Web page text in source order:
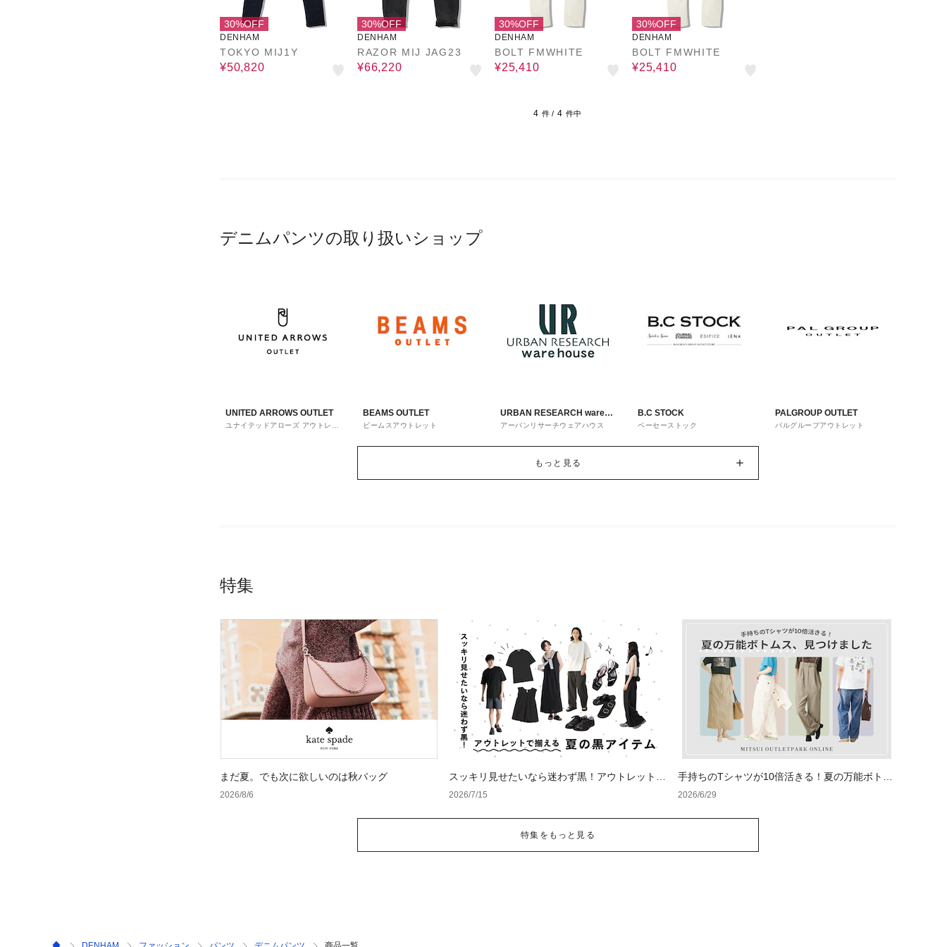
30%OFF
DENHAM
TOKYO MIJ1Y
¥50,820
30%OFF
DENHAM
RAZOR MIJ JAG23
¥66,220
30%OFF
DENHAM
BOLT FMWHITE
¥25,410
30%OFF
DENHAM
BOLT FMWHITE
¥25,410
4 件 / 4 件中
デニムパンツの取り扱いショップ
UNITED ARROWS OUTLET
ユナイテッドアローズ アウトレッ
BEAMS OUTLET
ビームスアウトレット
URBAN RESEARCH ware
house
アーバンリサーチウェアハウス
B.C STOCK
ベーセーストック
PALGROUP OUTLET
パルグループアウトレット
もっと見る
特集
まだ夏。でも次に欲しいのは秋バッグ
2026/8/6
スッキリ見せたいなら迷わず黒！アウトレットで
揃える夏の黒アイテム
2026/7/15
手持ちのTシャツが10倍活きる！夏の万能ボトム
ス、見つけました
2026/6/29
特集をもっと見る